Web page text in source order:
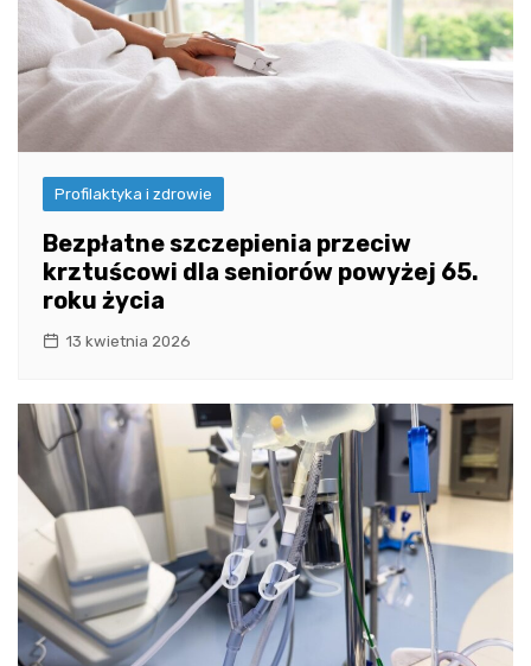
Profilaktyka i zdrowie
Bezpłatne szczepienia przeciw
krztuścowi dla seniorów powyżej 65.
roku życia
13 kwietnia 2026